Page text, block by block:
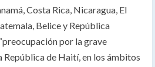
Costa Rica, Nicaragua, El
Belice y República
por la grave
República de Haití, en los ámbitos